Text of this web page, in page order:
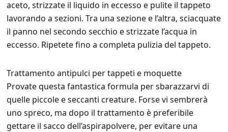
aceto, strizzate il liquido in eccesso e pulite il tappeto
lavorando a sezioni. Tra una sezione e l’altra, sciacquate
il panno nel secondo secchio e strizzate l’acqua in
eccesso. Ripetete fino a completa pulizia del tappeto.
Trattamento antipulci per tappeti e moquette
Provate questa fantastica formula per sbarazzarvi di
quelle piccole e seccanti creature. Forse vi sembrerà
uno spreco, ma dopo il trattamento è preferibile
gettare il sacco dell’aspirapolvere, per evitare una